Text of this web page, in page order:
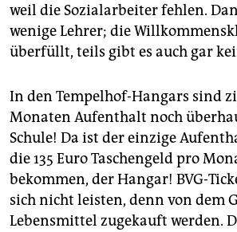
weil die Sozialarbeiter fehlen.
wenige Lehrer; die
überfüllt, teils gibt es auch gar
In den Tempelhof-Hangars sind
Monaten Aufenthalt noch
Schule! Da ist der einzige
die 135 Euro Taschengeld pro
bekommen, der Hangar! BVG-
sich nicht leisten, denn von dem
Lebensmittel zugekauft werden.